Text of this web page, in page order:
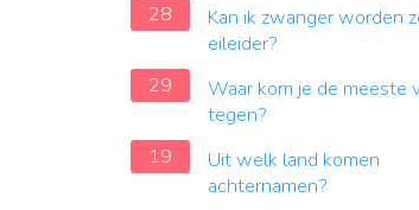
28
Kan ik zwanger worden
eileider?
29
Waar kom je de meeste
tegen?
19
Uit welk land komen
achternamen?